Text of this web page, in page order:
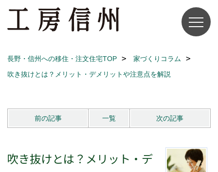
長野・信州への移住・注文住宅TOP
家づくりコラム
吹き抜けとは？メリット・デメリットや注意点を解説
前の記事 一覧 次の記事
吹き抜けとは？メリット・デ